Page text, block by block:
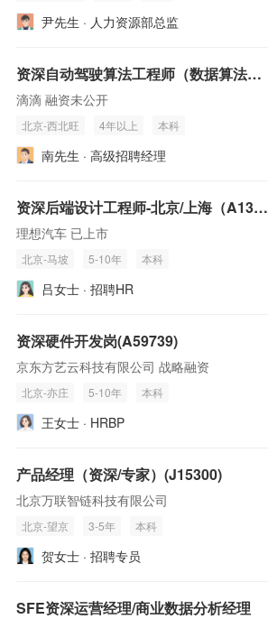
尹先生 · 人力资源部总监
资深自动驾驶算法工程师（数据算法&数据闭环）
滴滴 融资未公开
北京-西北旺 4年以上 本科
南先生 · 高级招聘经理
资深后端设计工程师-北京/上海（A139772）
理想汽车 已上市
北京-马坡 5-10年 本科
吕女士 · 招聘HR
资深硬件开发岗(A59739)
京东方艺云科技有限公司 战略融资
北京-亦庄 5-10年 本科
王女士 · HRBP
产品经理（资深/专家）(J15300)
北京万联智链科技有限公司
北京-望京 3-5年 本科
贺女士 · 招聘专员
SFE资深运营经理/商业数据分析经理